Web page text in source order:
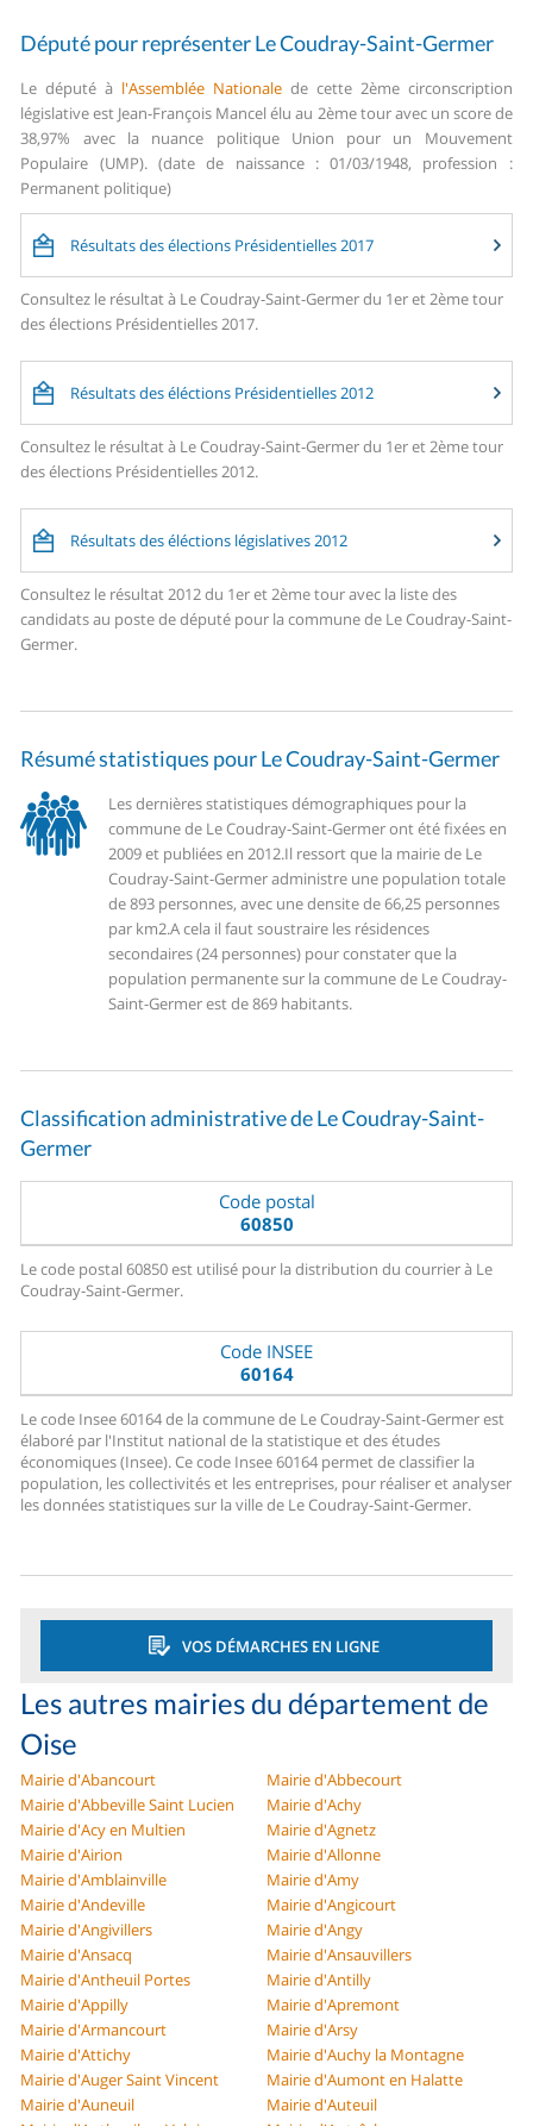
Député pour représenter Le Coudray-Saint-Germer
Le député à l'Assemblée Nationale de cette 2ème circonscription
législative est Jean-François Mancel élu au 2ème tour avec un score de
38,97% avec la nuance politique Union pour un Mouvement
Populaire (UMP). (date de naissance : 01/03/1948, profession :
Permanent politique)
Résultats des élections Présidentielles 2017
Consultez le résultat à Le Coudray-Saint-Germer du 1er et 2ème tour
des élections Présidentielles 2017.
Résultats des éléctions Présidentielles 2012
Consultez le résultat à Le Coudray-Saint-Germer du 1er et 2ème tour
des élections Présidentielles 2012.
Résultats des éléctions législatives 2012
Consultez le résultat 2012 du 1er et 2ème tour avec la liste des
candidats au poste de député pour la commune de Le Coudray-Saint-
Germer.
Résumé statistiques pour Le Coudray-Saint-Germer
Les dernières statistiques démographiques pour la
commune de Le Coudray-Saint-Germer ont été fixées en
2009 et publiées en 2012.Il ressort que la mairie de Le
Coudray-Saint-Germer administre une population totale
de 893 personnes, avec une densite de 66,25 personnes
par km2.A cela il faut soustraire les résidences
secondaires (24 personnes) pour constater que la
population permanente sur la commune de Le Coudray-
Saint-Germer est de 869 habitants.
Classification administrative de Le Coudray-Saint-
Germer
Code postal
60850
Le code postal 60850 est utilisé pour la distribution du courrier à Le
Coudray-Saint-Germer.
Code INSEE
60164
Le code Insee 60164 de la commune de Le Coudray-Saint-Germer est
élaboré par l'Institut national de la statistique et des études
économiques (Insee). Ce code Insee 60164 permet de classifier la
population, les collectivités et les entreprises, pour réaliser et analyser
les données statistiques sur la ville de Le Coudray-Saint-Germer.
VOS DÉMARCHES EN LIGNE
Les autres mairies du département de
Oise
Mairie d'Abancourt
Mairie d'Abbecourt
Mairie d'Abbeville Saint Lucien
Mairie d'Achy
Mairie d'Acy en Multien
Mairie d'Agnetz
Mairie d'Airion
Mairie d'Allonne
Mairie d'Amblainville
Mairie d'Amy
Mairie d'Andeville
Mairie d'Angicourt
Mairie d'Angivillers
Mairie d'Angy
Mairie d'Ansacq
Mairie d'Ansauvillers
Mairie d'Antheuil Portes
Mairie d'Antilly
Mairie d'Appilly
Mairie d'Apremont
Mairie d'Armancourt
Mairie d'Arsy
Mairie d'Attichy
Mairie d'Auchy la Montagne
Mairie d'Auger Saint Vincent
Mairie d'Aumont en Halatte
Mairie d'Auneuil
Mairie d'Auteuil